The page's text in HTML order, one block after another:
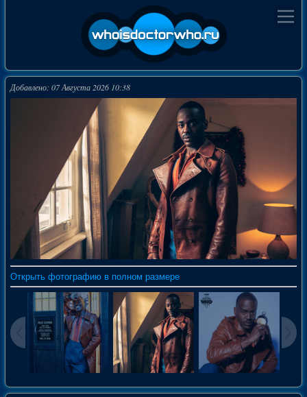
Добавлено: 07 Августа 2026 10:38
Открыть фотографию в полном размере